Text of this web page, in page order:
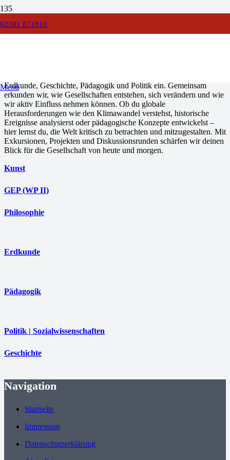
02381 871810
Menü
GESELLSCHAFT
Erdkunde, Geschichte, Pädagogik und Politik ein. Gemeinsam
erkunden wir, wie Gesellschaften entstehen, sich verändern und wie
wir aktiv Einfluss nehmen können. Ob du globale
Herausforderungen wie den Klimawandel verstehst, historische
Ereignisse analysierst oder pädagogische Konzepte entwickelst –
hier lernst du, die Welt kritisch zu betrachten und mitzugestalten. Mit
Exkursionen, Projekten und Diskussionsrunden schärfen wir deinen
Blick für die Gesellschaft von heute und morgen.
Kunst
GEP (WP II)
Philosophie
Erdkunde
Pädagogik
Politik | Sozialwissenschaften
Geschichte
Navigation
Startseite
Impressum
Datenschutzerklärung